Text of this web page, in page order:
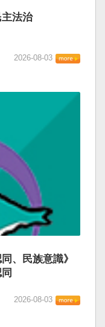
法治
2026-08-03
、民族意識》
2026-08-03